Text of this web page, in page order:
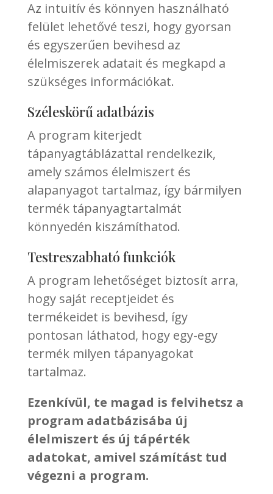
Az intuitív és könnyen használható
felület lehetővé teszi, hogy gyorsan
és egyszerűen bevihesd az
élelmiszerek adatait és megkapd a
szükséges információkat.
Széleskörű adatbázis
A program kiterjedt
tápanyagtáblázattal rendelkezik,
amely számos élelmiszert és
alapanyagot tartalmaz, így bármilyen
termék tápanyagtartalmát
könnyedén kiszámíthatod.
Testreszabható funkciók
A program lehetőséget biztosít arra,
hogy saját receptjeidet és
termékeidet is bevihesd, így
pontosan láthatod, hogy egy-egy
termék milyen tápanyagokat
tartalmaz.
Ezenkívül, te magad is felvihetsz a
program adatbázisába új
élelmiszert és új tápérték
adatokat, amivel számítást tud
végezni a program.